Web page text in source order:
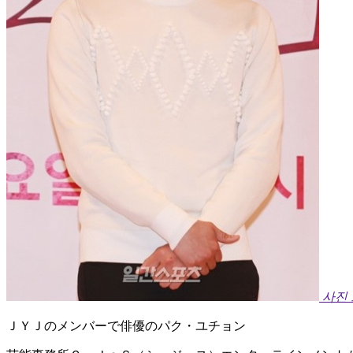
사진
ＪＹＪのメンバーで俳優のパク・ユチョン